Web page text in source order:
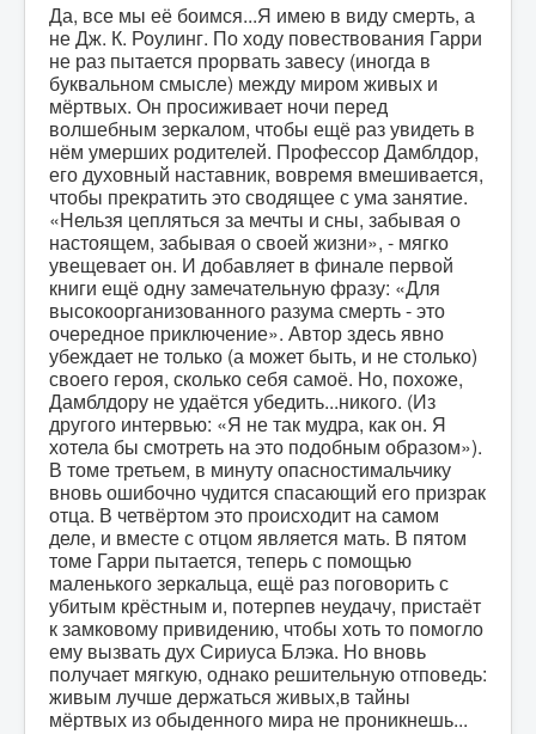
Да, все мы её боимся...Я имею в виду смерть, а
не Дж. К. Роулинг. По ходу повествования Гарри
не раз пытается прорвать завесу (иногда в
буквальном смысле) между миром живых и
мёртвых. Он просиживает ночи перед
волшебным зеркалом, чтобы ещё раз увидеть в
нём умерших родителей. Профессор Дамблдор,
его духовный наставник, вовремя вмешивается,
чтобы прекратить это сводящее с ума занятие.
«Нельзя цепляться за мечты и сны, забывая о
настоящем, забывая о своей жизни», - мягко
увещевает он. И добавляет в финале первой
книги ещё одну замечательную фразу: «Для
высокоорганизованного разума смерть - это
очередное приключение». Автор здесь явно
убеждает не только (а может быть, и не столько)
своего героя, сколько себя самоё. Но, похоже,
Дамблдору не удаётся убедить...никого. (Из
другого интервью: «Я не так мудра, как он. Я
хотела бы смотреть на это подобным образом»).
В томе третьем, в минуту опасностимальчику
вновь ошибочно чудится спасающий его призрак
отца. В четвёртом это происходит на самом
деле, и вместе с отцом является мать. В пятом
томе Гарри пытается, теперь с помощью
маленького зеркальца, ещё раз поговорить с
убитым крёстным и, потерпев неудачу, пристаёт
к замковому привидению, чтобы хоть то помогло
ему вызвать дух Сириуса Блэка. Но вновь
получает мягкую, однако решительную отповедь:
живым лучше держаться живых,в тайны
мёртвых из обыденного мира не проникнешь...